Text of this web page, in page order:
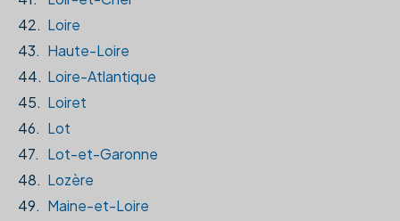
42. Loire
43. Haute-Loire
44. Loire-Atlantique
45. Loiret
46. Lot
47. Lot-et-Garonne
48. Lozère
49. Maine-et-Loire